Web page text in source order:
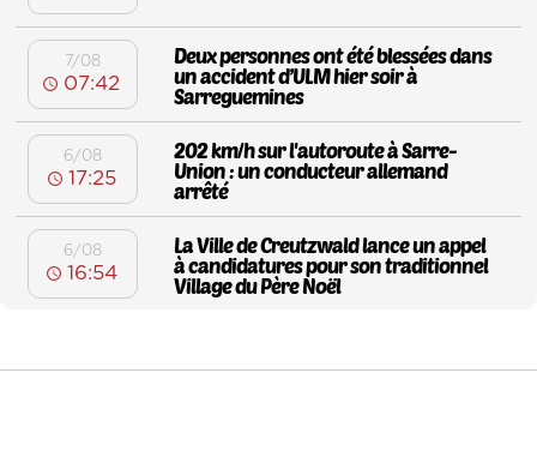
7/08
07:42
Deux personnes ont été blessées dans
un accident d’ULM hier soir à
Sarreguemines
6/08
17:25
202 km/h sur l'autoroute à Sarre-
Union : un conducteur allemand
arrêté
6/08
16:54
La Ville de Creutzwald lance un appel
à candidatures pour son traditionnel
Village du Père Noël